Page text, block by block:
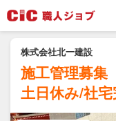
株式会社北一建設
施工管理募
土日休み/社